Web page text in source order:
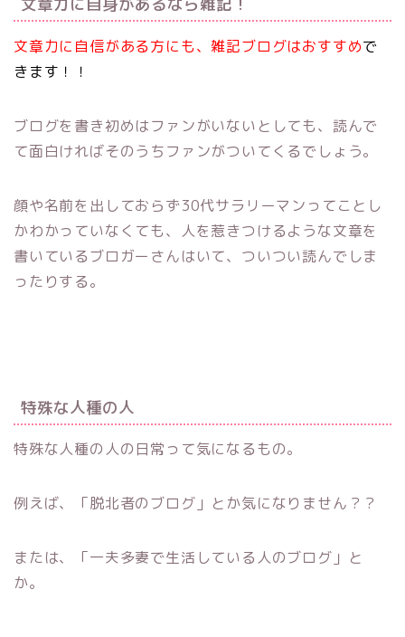
文章力に自信がある方にも、雑記ブログはおすすめで
きます ！！
ブログを書き初めはファンがいないとしても、読んで
て面白ければそのうちファンがついてくるでしょう。
顔や名前を出しておらず30代サラリーマンってことし
かわかっていなくても、人を惹きつけるような文章を
書いているブロガーさんはいて、ついつい読んでしま
ったりする。
特殊な人種の人
特殊な人種の人の日常って気になるもの。
例えば、「脱北者のブログ」とか気になりません？？
または、「一夫多妻で生活している人のブログ」と
か。